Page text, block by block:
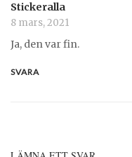
Stickeralla
8 mars, 2021
Ja, den var fin.
SVARA